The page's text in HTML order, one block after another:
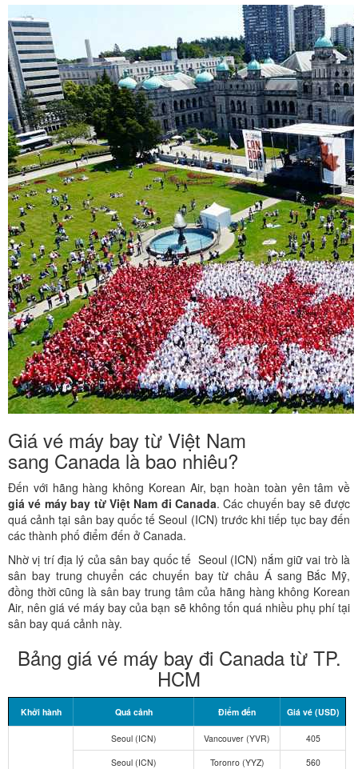
Giá vé máy bay từ Việt Nam
sang Canada là bao nhiêu?
Đến với hãng hàng không Korean Air, bạn hoàn toàn yên tâm về
giá vé máy bay từ Việt Nam đi Canada. Các chuyến bay sẽ được
quá cảnh tại sân bay quốc tế Seoul (ICN) trước khi tiếp tục bay đến
các thành phố điểm đến ở Canada.
Nhờ vị trí địa lý của sân bay quốc tế Seoul (ICN) nắm giữ vai trò là
sân bay trung chuyển các chuyến bay từ châu Á sang Bắc Mỹ,
đồng thời cũng là sân bay trung tâm của hãng hàng không Korean
Air, nên giá vé máy bay của bạn sẽ không tốn quá nhiều phụ phí tại
sân bay quá cảnh này.
Bảng giá vé máy bay đi Canada từ TP.
HCM
Khởi hành Quá cảnh Điểm đến Giá vé (USD)
Seoul (ICN) Vancouver (YVR)
405
Seoul (ICN)
Toronro (YYZ)
560